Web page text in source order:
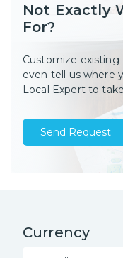
Not Exactly
For?
Customize
even tell us where
Local Expert to
Send Request
Currency